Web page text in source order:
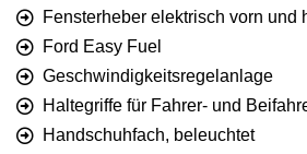
Fensterheber elektrisch vorn und
Ford Easy Fuel
Geschwindigkeitsregelanlage
Haltegriffe für Fahrer- und
Handschuhfach, beleuchtet